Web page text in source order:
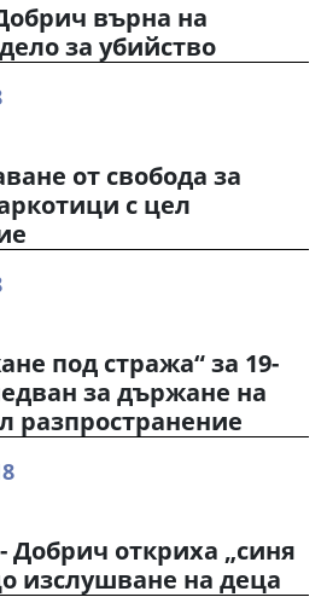
върна на
за убийство
от свобода за
с цел
под стража“ за 19-
за държане на
разпространение
откриха „синя
изслушване на деца